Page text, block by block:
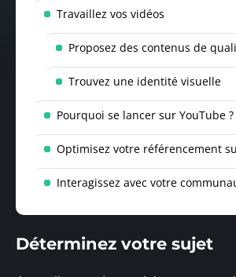
Travaillez vos vidéos
Proposez des contenus de
Trouvez une identité visuelle
Pourquoi se lancer sur YouTube ?
Optimisez votre référencement
Interagissez avec votre
Déterminez votre sujet